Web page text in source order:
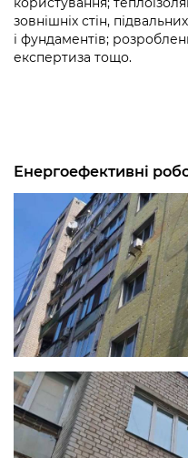
зовнішніх стін,
і фундаментів;
експертиза тощо.
Енергоефективні